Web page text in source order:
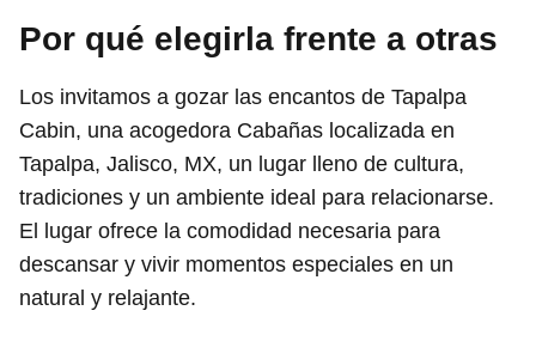
Por qué elegirla frente a otras
Los invitamos a gozar las encantos de Tapalpa
Cabin, una acogedora Cabañas localizada en
Tapalpa, Jalisco, MX, un lugar lleno de cultura,
tradiciones y un ambiente ideal para relacionarse.
El lugar ofrece la comodidad necesaria para
descansar y vivir momentos especiales en un
natural y relajante.